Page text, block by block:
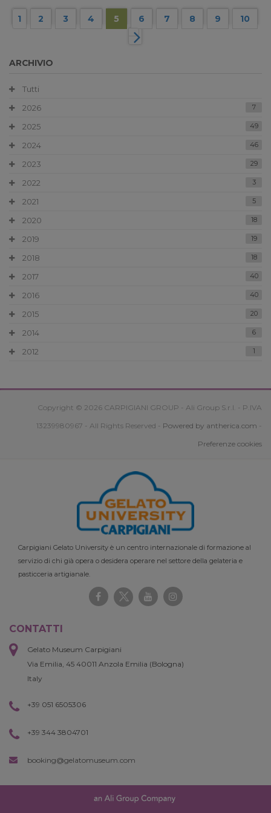
1 2 3 4 5 6 7 8 9 10
ARCHIVIO
Tutti
2026
7
2025 49
2024 46
2023 29
2022 3
2021 5
2020 18
2019 19
2018 18
2017 40
2016 40
2015 20
2014 6
2012 1
Copyright © 2026 CARPIGIANI GROUP - Ali Group S.r.l. - P.IVA
13239980967 - All Rights Reserved - Powered by antherica.com -
Preferenze cookies
Carpigiani Gelato University è un centro internazionale di formazione al
servizio di chi già opera o desidera operare nel settore della gelateria e
pasticceria artigianale.
CONTATTI
Gelato Museum Carpigiani
Via Emilia, 45 40011 Anzola Emilia (Bologna)
Italy
+39 051 6505306
+39 344 3804701
booking@gelatomuseum.com